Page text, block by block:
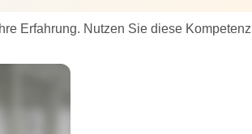
Erfahrung. Nutzen Sie diese